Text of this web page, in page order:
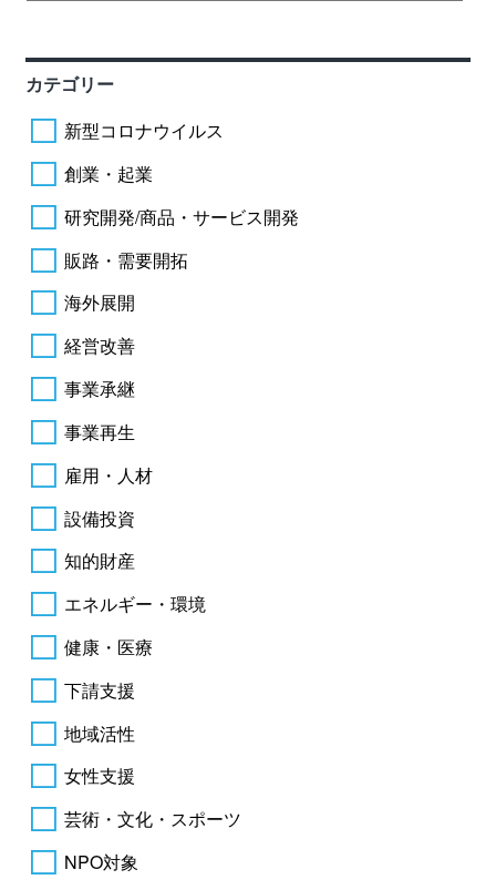
カテゴリー
新型コロナウイルス
創業・起業
研究開発/商品・サービス開発
販路・需要開拓
海外展開
経営改善
事業承継
事業再生
雇用・人材
設備投資
知的財産
エネルギー・環境
健康・医療
下請支援
地域活性
女性支援
芸術・文化・スポーツ
NPO対象